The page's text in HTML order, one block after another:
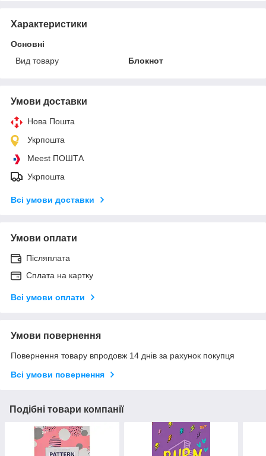
Характеристики
Основні
Вид товару
Блокнот
Умови доставки
Нова Пошта
Укрпошта
Meest ПОШТА
Укрпошта
Всі умови доставки
Умови оплати
Післяплата
Сплата на картку
Всі умови оплати
Умови повернення
Повернення товару впродовж 14 днів за рахунок покупця
Всі умови повернення
Подібні товари компанії